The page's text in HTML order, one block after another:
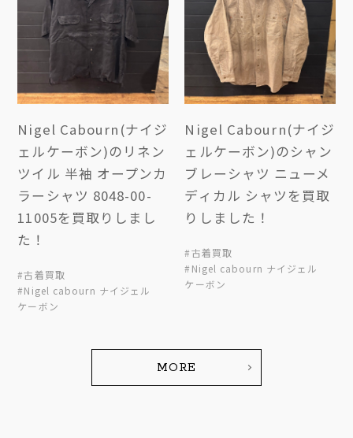
Nigel Cabourn(ナイジ
ェルケーボン)のリネン
ツイル 半袖 オープンカ
ラーシャツ 8048-00-
11005を買取りしまし
た！
#古着買取
#Nigel cabourn ナイジェル
ケーボン
Nigel Cabourn(ナイジ
ェルケーボン)のシャン
ブレーシャツ ニューメ
ディカル シャツを買取
りしました！
#古着買取
#Nigel cabourn ナイジェル
ケーボン
MORE